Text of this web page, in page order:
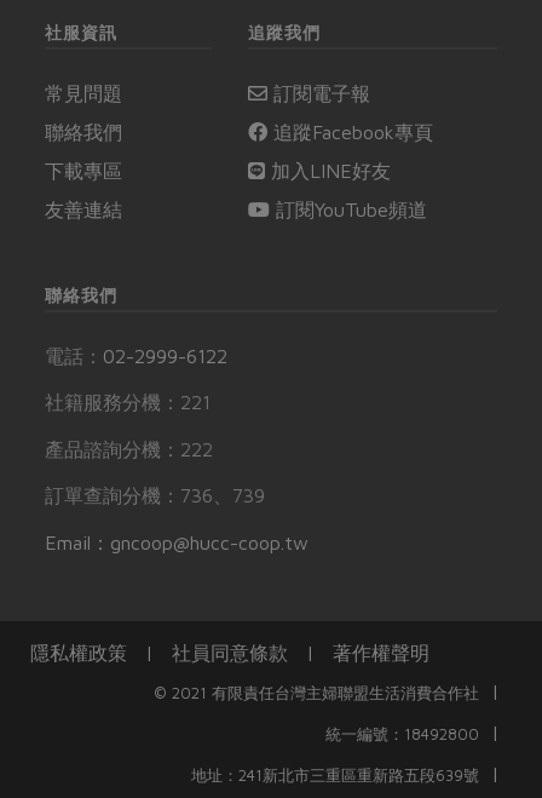
社服資訊
常見問題
聯絡我們
下載專區
友善連結
追蹤我們
訂閱電子報
追蹤Facebook專頁
加入LINE好友
訂閱YouTube頻道
聯絡我們
電話： 02-2999-6122
社籍服務分機：221
產品諮詢分機：222
訂單查詢分機：736、739
Email：gncoop@hucc-coop.tw
隱私權政策 | 社員同意條款 | 著作權聲明
© 2021 有限責任台灣主婦聯盟生活消費合作社 |
統一編號：18492800 |
地址：241新北市三重區重新路五段639號 |